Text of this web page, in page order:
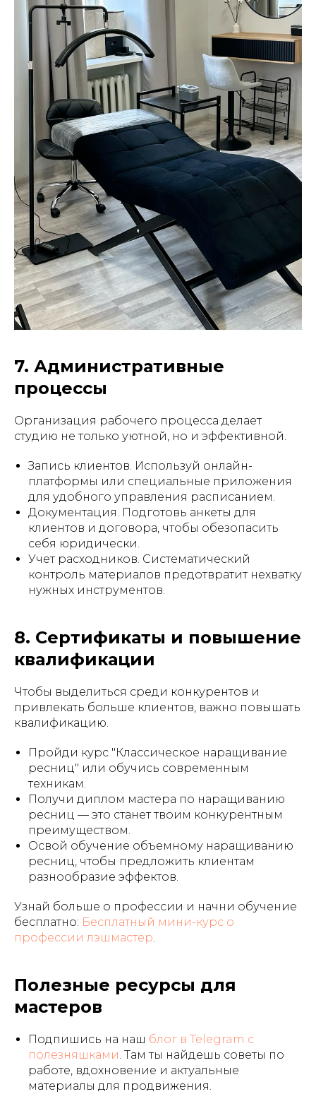
7. Административные
процессы
Организация рабочего процесса делает
студию не только уютной, но и эффективной.
Запись клиентов. Используй онлайн-
платформы или специальные приложения
для удобного управления расписанием.
Документация. Подготовь анкеты для
клиентов и договора, чтобы обезопасить
себя юридически.
Учет расходников. Систематический
контроль материалов предотвратит нехватку
нужных инструментов.
8. Сертификаты и повышение
квалификации
Чтобы выделиться среди конкурентов и
привлекать больше клиентов, важно повышать
квалификацию.
Пройди курс "Классическое наращивание
ресниц" или обучись современным
техникам.
Получи диплом мастера по наращиванию
ресниц — это станет твоим конкурентным
преимуществом.
Освой обучение объемному наращиванию
ресниц, чтобы предложить клиентам
разнообразие эффектов.
Узнай больше о профессии и начни обучение
бесплатно: Бесплатный мини-курс о
профессии лэшмастер.
Полезные ресурсы для
мастеров
Подпишись на наш блог в Telegram с
полезняшками. Там ты найдешь советы по
работе, вдохновение и актуальные
материалы для продвижения.